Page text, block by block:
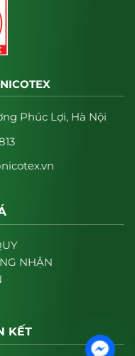
Phúc Lợi, Hà Nội
NHẬN
KẾT